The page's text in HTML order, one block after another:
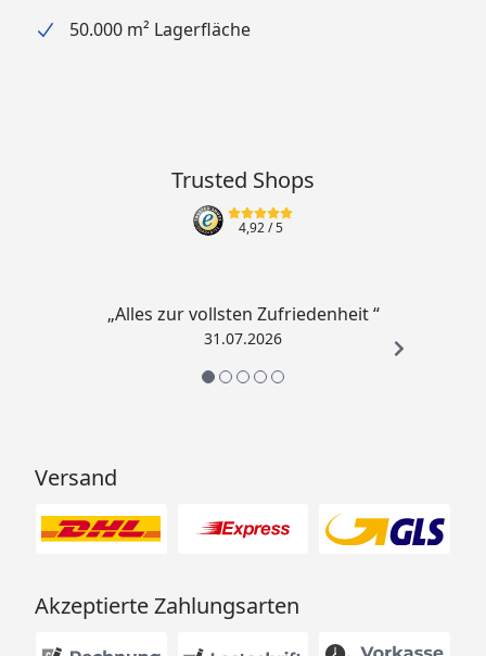
50.000 m² Lagerfläche
Trusted Shops
4,92/ 5
„Alles zur vollsten Zufriedenheit “
31.07.2026
Versand
Akzeptierte Zahlungsarten